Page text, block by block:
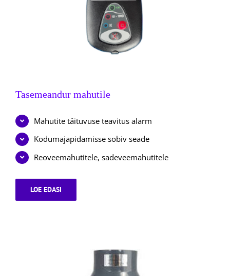
Tasemeandur mahutile
Mahutite täituvuse teavitus alarm
Kodumajapidamisse sobiv seade
Reoveemahutitele, sadeveemahutitele
LOE EDASITASEMEANDUR
MAHUTILE